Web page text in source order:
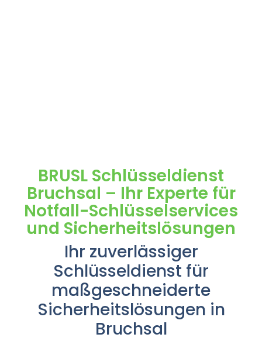
BRUSL Schlüsseldienst
Bruchsal – Ihr Experte für
Notfall-Schlüsselservices
und Sicherheitslösungen
Ihr zuverlässiger
Schlüsseldienst für
maßgeschneiderte
Sicherheitslösungen in
Bruchsal